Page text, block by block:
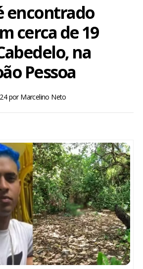
encontrado
cerca de 19
na
Pessoa
porMarcelino Neto